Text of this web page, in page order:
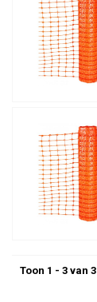
Toon 1 - 3 van 3